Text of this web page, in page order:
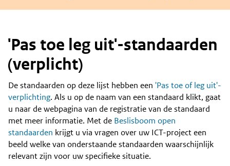
'Pas toe leg uit'-standaarden
(verplicht)
Content
De standaarden op deze lijst hebben een 'Pas toe of leg uit'-
verplichting. Als u op de naam van een standaard klikt, gaat
u naar de webpagina van de registratie van de standaard
met meer informatie. Met de Beslisboom open
standaarden krijgt u via vragen over uw ICT-project een
beeld welke van onderstaande standaarden waarschijnlijk
relevant zijn voor uw specifieke situatie.